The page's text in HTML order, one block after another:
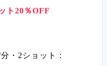
ト20％OFF
・2ショット：